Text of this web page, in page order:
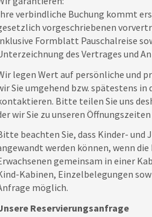
verbindliche Buchung kommt
vorgeschriebenen
Formblatt Pauschalreise
des Vertrages und
legen Wert auf persönliche und
Sie umgehend bzw. spätestens
Bitte teilen Sie uns
wir Sie zu unseren
beachten Sie, dass Kinder-
werden können, wenn
gemeinsam in einer
Kabinen, Einzelbelegungen
möglich.
Reservierungsanfrage